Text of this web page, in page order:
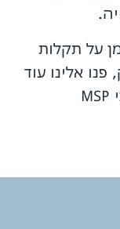
על תקלות
אלינו עוד
היום לקבלת הצעת מחיר לשירותי MSP